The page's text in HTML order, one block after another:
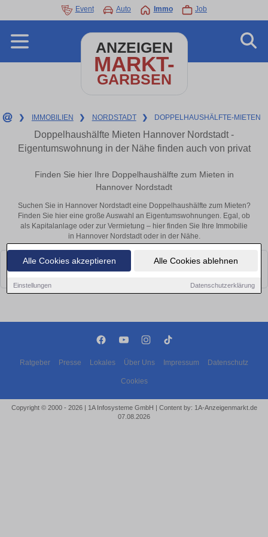
Alle Cookies akzeptieren Alle Cookies ablehnen
Einstellungen Datenschutzerklärung
Event Auto Immo Job
ANZEIGEN
MARKT-
GARBSEN
❯ IMMOBILIEN ❯ NORDSTADT ❯ DOPPELHAUSHÄLFTE-MIETEN
Doppelhaushälfte Mieten Hannover Nordstadt -
Eigentumswohnung in der Nähe finden auch von privat
Finden Sie hier Ihre Doppelhaushälfte zum Mieten in
Hannover Nordstadt
Suchen Sie in Hannover Nordstadt eine Doppelhaushälfte zum Mieten?
Finden Sie hier eine große Auswahl an Eigentumswohnungen. Egal, ob
als Kapitalanlage oder zur Vermietung – hier finden Sie Ihre Immobilie
in Hannover Nordstadt oder in der Nähe.
Leider konnten wir derzeit keine passenden Objekte finden. Schauen Sie
bald wieder vorbei!
Ratgeber Presse Lokales Über Uns Impressum Datenschutz
Cookies
Copyright © 2000 - 2026 | 1A Infosysteme GmbH | Content by: 1A-Anzeigenmarkt.de
07.08.2026